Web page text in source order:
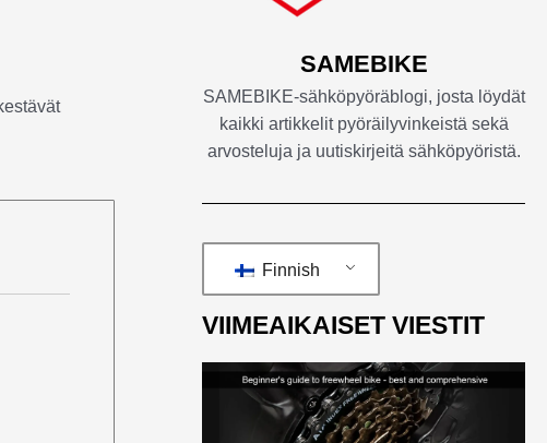
SAMEBIKE
SAMEBIKE-sähköpyöräblogi, josta löydät
kaikki artikkelit pyöräilyvinkeistä sekä
arvosteluja ja uutiskirjeitä sähköpyöristä.
Finnish
VIIMEAIKAISET VIESTIT